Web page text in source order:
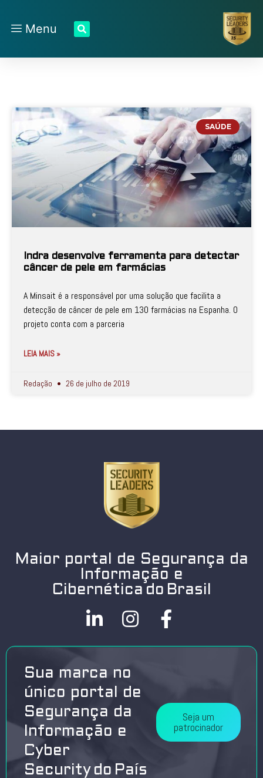
Menu
SAÚDE
Indra desenvolve ferramenta para detectar
câncer de pele em farmácias
A Minsait é a responsável por uma solução que facilita a
detecção de câncer de pele em 130 farmácias na Espanha. O
projeto conta com a parceria
LEIA MAIS »
Redação 26 de julho de 2019
Maior portal de Segurança da
Informação e
Cibernética do Brasil
Sua marca no
único portal de
Segurança da
Informação e
Cyber
Security do País
Seja um
patrocinador